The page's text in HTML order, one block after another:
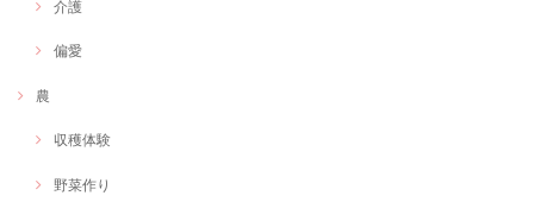
介護
偏愛
農
収穫体験
野菜作り